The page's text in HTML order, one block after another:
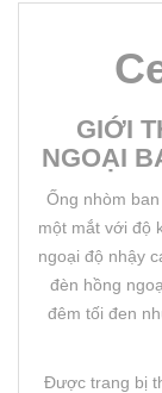
GIỚI
NGOẠI
Ống nhòm
một mắt với độ
ngoại độ nhậy
đèn hồng
đêm tối đen
Được trang bị